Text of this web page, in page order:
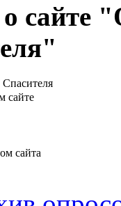
сайте
Спасителя
сайте
сайта